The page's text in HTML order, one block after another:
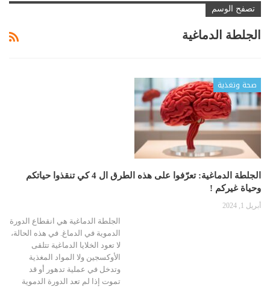
تصفح الوسم
الجلطة الدماغية
صحة وتغذية
الجلطة الدماغية: تعرّفوا على هذه الطرق ال 4 كي تنقذوا حياتكم
وحياة غيركم !
أبريل 1, 2024
الجلطة الدماغية هي انقطاع الدورة
الدموية في الدماغ. في هذه الحالة،
لا تعود الخلايا الدماغية تتلقى
الأوكسجين ولا المواد المغذية
وتدخل في عملية تدهور أو قد
تموت إذا لم تعد الدورة الدموية